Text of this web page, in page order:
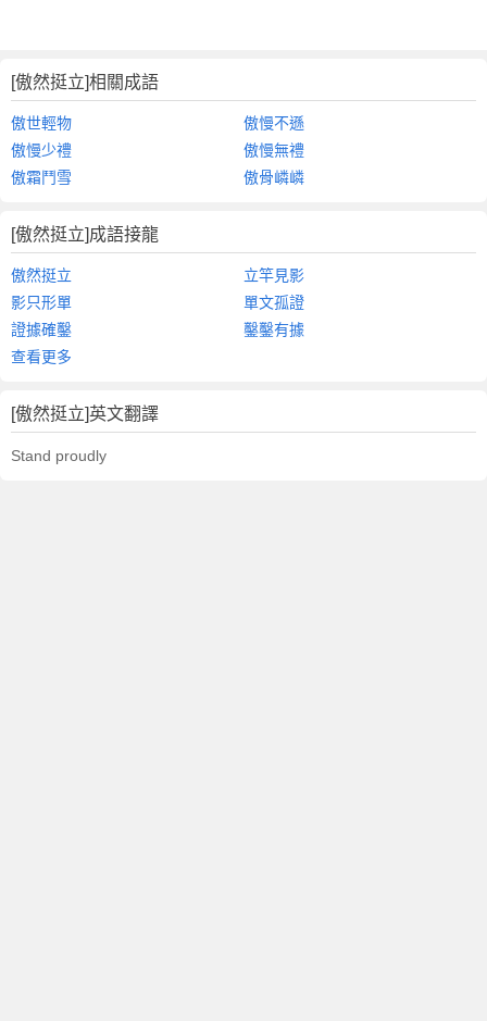
[傲然挺立]相關成語
傲世輕物
傲慢不遜
傲慢少禮
傲慢無禮
傲霜鬥雪
傲骨嶙嶙
[傲然挺立]成語接龍
傲然挺立
立竿見影
影只形單
單文孤證
證據確鑿
鑿鑿有據
查看更多
[傲然挺立]英文翻譯
Stand proudly